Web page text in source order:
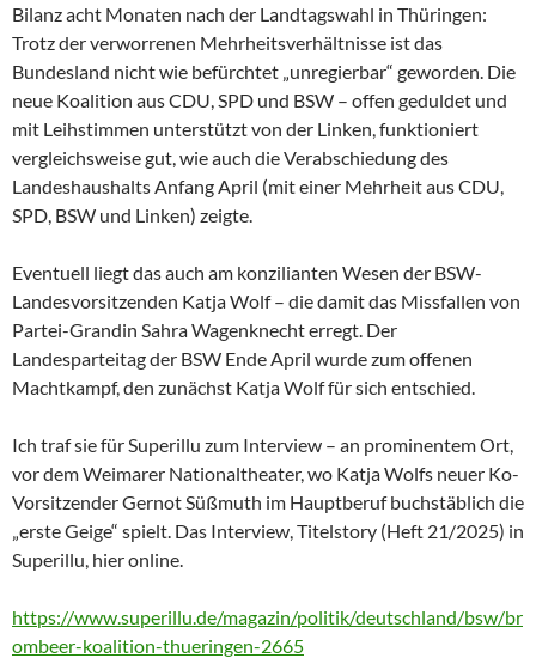
Bilanz acht Monaten nach der Landtagswahl in Thüringen:
Trotz der verworrenen Mehrheitsverhältnisse ist das
Bundesland nicht wie befürchtet „unregierbar“ geworden. Die
neue Koalition aus CDU, SPD und BSW – offen geduldet und
mit Leihstimmen unterstützt von der Linken, funktioniert
vergleichsweise gut, wie auch die Verabschiedung des
Landeshaushalts Anfang April (mit einer Mehrheit aus CDU,
SPD, BSW und Linken) zeigte.
Eventuell liegt das auch am konzilianten Wesen der BSW-
Landesvorsitzenden Katja Wolf – die damit das Missfallen von
Partei-Grandin Sahra Wagenknecht erregt. Der
Landesparteitag der BSW Ende April wurde zum offenen
Machtkampf, den zunächst Katja Wolf für sich entschied.
Ich traf sie für Superillu zum Interview – an prominentem Ort,
vor dem Weimarer Nationaltheater, wo Katja Wolfs neuer Ko-
Vorsitzender Gernot Süßmuth im Hauptberuf buchstäblich die
„erste Geige“ spielt. Das Interview, Titelstory (Heft 21/2025) in
Superillu, hier online.
https://www.superillu.de/magazin/politik/deutschland/bsw/br
ombeer-koalition-thueringen-2665